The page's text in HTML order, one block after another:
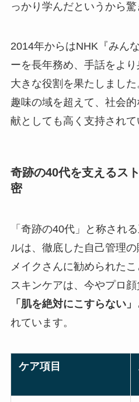
っかり学んだというから驚
2014年からはNHK『みん
ーを長年務め、手話をよ
大きな役割を果たしまし
趣味の域を超えて、社会
献としても高く支持されて
奇跡の40代を支えるス
密
「奇跡の40代」と称され
ルは、徹底した自己管理の
メイクさんに勧められた
スキンケアは、今やプロ
「肌を絶対にこすらない」
れています。
ケア項目